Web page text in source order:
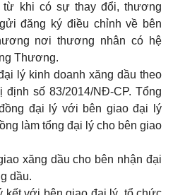
khi có sự thay đổi, thương
đăng ký điều chỉnh về bên
nơi thương nhân có hệ
Thương.
lý kinh doanh xăng dầu theo
số 83/2014/NĐ-CP. Tổng
đại lý với bên giao đại lý
làm tổng đại lý cho bên giao
xăng dầu cho bên nhận đại
dầu.